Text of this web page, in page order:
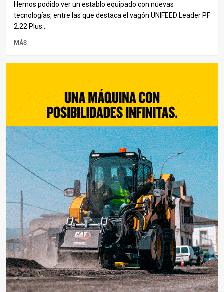
Hemos podido ver un establo equipado con nuevas
tecnologías, entre las que destaca el vagón UNIFEED Leader PF
2.22 Plus...
MÁS